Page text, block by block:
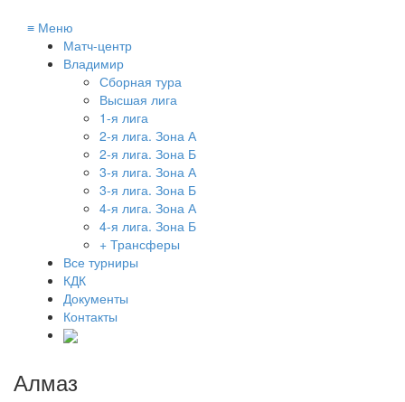
≡ Меню
Матч-центр
Владимир
Сборная тура
Высшая лига
1-я лига
2-я лига. Зона А
2-я лига. Зона Б
3-я лига. Зона А
3-я лига. Зона Б
4-я лига. Зона А
4-я лига. Зона Б
+ Трансферы
Все турниры
КДК
Документы
Контакты
Алмаз